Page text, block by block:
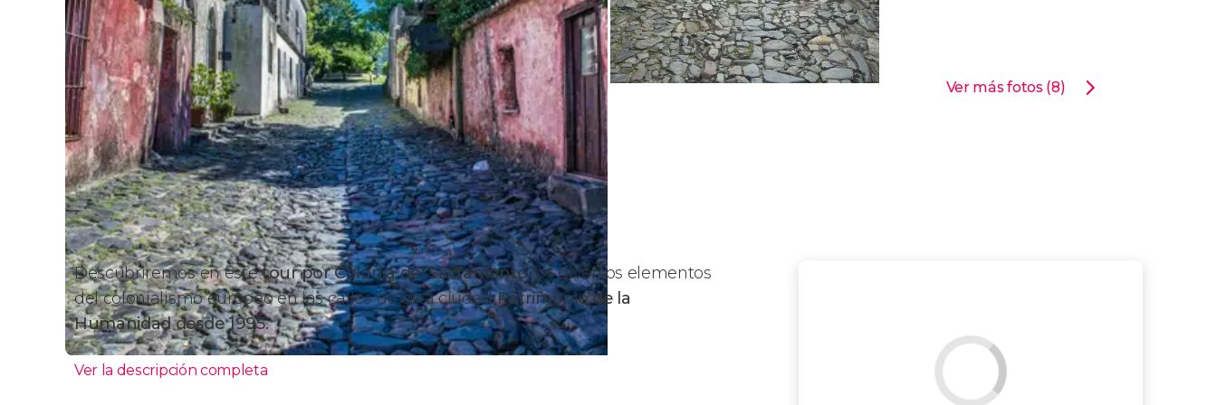
Ver más fotos (8)
Descubriremos en estetour por Colonia del Sacramentolos diversos elementos
del colonialismo europeo en las calles de esta ciudadPatrimonio de la
Humanidad desde 1995.
Ver la descripción completa